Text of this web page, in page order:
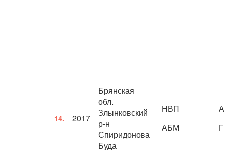
14. 2017
Брянская
обл.
Злынковский
р-н
Спиридонова
Буда
НВП
АБМ
А
Г